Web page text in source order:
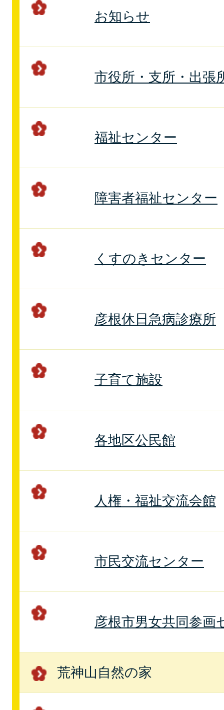
お知らせ
市役所・支所・出張
福祉センター
障害者福祉センター
くすのきセンター
彦根休日急病診療所
子育て施設
各地区公民館
人権・福祉交流会館
市民交流センター
彦根市男女共同参画
荒神山自然の家